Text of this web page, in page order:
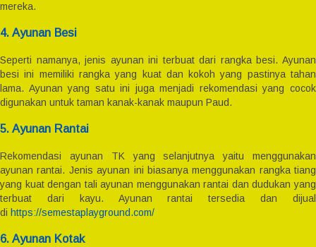
mereka.
4. Ayunan Besi
Seperti namanya, jenis ayunan ini terbuat dari rangka besi. Ayunan
besi ini memiliki rangka yang kuat dan kokoh yang pastinya tahan
lama. Ayunan yang satu ini juga menjadi rekomendasi yang cocok
digunakan untuk taman kanak-kanak maupun Paud.
5. Ayunan Rantai
Rekomendasi ayunan TK yang selanjutnya yaitu menggunakan
ayunan rantai. Jenis ayunan ini biasanya menggunakan rangka tiang
yang kuat dengan tali ayunan menggunakan rantai dan dudukan yang
terbuat dari kayu. Ayunan rantai tersedia dan dijual
di https://semestaplayground.com/
6. Ayunan Kotak